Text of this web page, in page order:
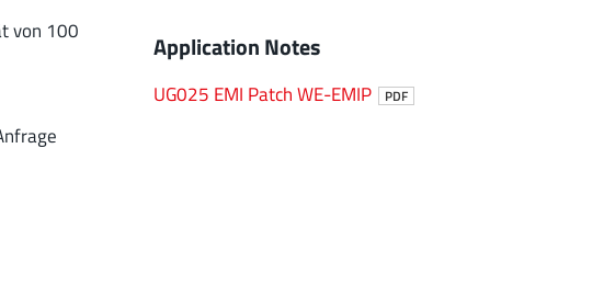
von 100
Application Notes
UG025 EMI Patch WE-EMIP PDF